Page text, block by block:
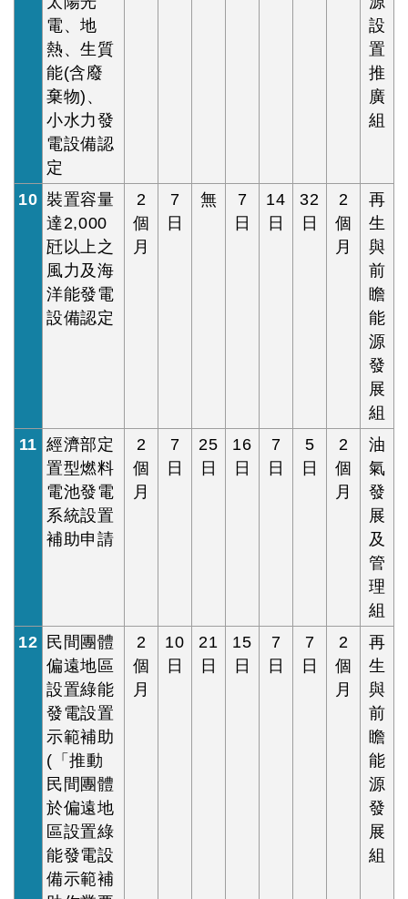
電、地
熱、生質
能(含廢
棄物)、
小水力發
電設備認
定
設
置
推
廣
組
10 裝置容量
達2,000
瓩以上之
風力及海
洋能發電
設備認定
2
個
月
7
日
無
7
日
14
日
32
日
2
個
月
再
生
與
前
瞻
能
源
發
展
組
11 經濟部定
置型燃料
電池發電
系統設置
補助申請
2
個
月
7
日
25
日
16
日
7
日
5
日
2
個
月
油
氣
發
展
及
管
理
組
12 民間團體
偏遠地區
設置綠能
發電設置
示範補助
(「推動
民間團體
於偏遠地
區設置綠
能發電設
備示範補
2
個
月
10
日
21
日
15
日
7
日
7
日
2
個
月
再
生
與
前
瞻
能
源
發
展
組